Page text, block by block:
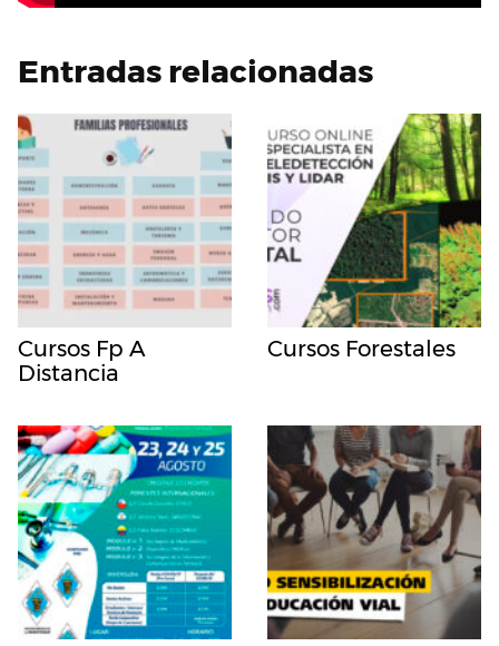
Entradas relacionadas
Cursos Fp A
Distancia
Cursos Forestales